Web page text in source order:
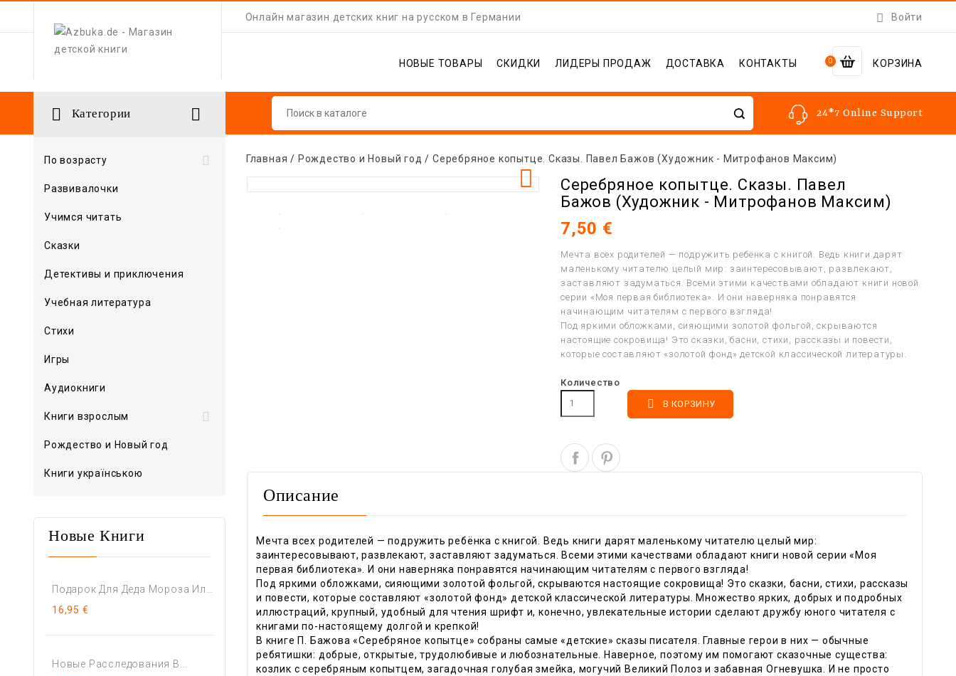
Онлайн магазин детских книг на русском в Германии  Войти
0 КОРЗИНА
НОВЫЕ ТОВАРЫ СКИДКИ ЛИДЕРЫ ПРОДАЖ ДОСТАВКА КОНТАКТЫ
24*7 Online Support
 Категории 

По возрасту
Развивалочки
Учимся читать
Сказки
Детективы и приключения
Учебная литература
Стихи
Игры
Аудиокниги

Книги взрослым
Рождество и Новый год
Книги українською
Новые Книги
16,95 €
Новые Расследования В...
Главная Рождество и Новый год Серебряное копытце. Сказы. Павел Бажов (Художник - Митрофанов Максим)

Серебряное копытце. Сказы. Павел
Бажов (Художник - Митрофанов Максим)
7,50 €
Мечта всех родителей — подружить ребёнка с книгой. Ведь книги дарят
маленькому читателю целый мир: заинтересовывают, развлекают,
заставляют задуматься. Всеми этими качествами обладают книги новой
серии «Моя первая библиотека». И они наверняка понравятся
начинающим читателям с первого взгляда!
Под яркими обложками, сияющими золотой фольгой, скрываются
настоящие сокровища! Это сказки, басни, стихи, рассказы и повести,
которые составляют «золотой фонд» детской классической литературы.
Количество
 В КОРЗИНУ
Описание
Мечта всех родителей — подружить ребёнка с книгой. Ведь книги дарят маленькому читателю целый мир:
заинтересовывают, развлекают, заставляют задуматься. Всеми этими качествами обладают книги новой серии «Моя
первая библиотека». И они наверняка понравятся начинающим читателям с первого взгляда!
Под яркими обложками, сияющими золотой фольгой, скрываются настоящие сокровища! Это сказки, басни, стихи, рассказы
и повести, которые составляют «золотой фонд» детской классической литературы. Множество ярких, добрых и подробных
иллюстраций, крупный, удобный для чтения шрифт и, конечно, увлекательные истории сделают дружбу юного читателя с
книгами по-настоящему долгой и крепкой!
В книге П. Бажова «Серебряное копытце» собраны самые «детские» сказы писателя. Главные герои в них — обычные
ребятишки: добрые, открытые, трудолюбивые и любознательные. Наверное, поэтому им помогают сказочные существа:
козлик с серебряным копытцем, загадочная голубая змейка, могучий Великий Полоз и забавная Огневушка. И не просто